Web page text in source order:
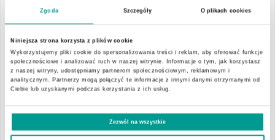
Zgoda Szczegóły O plikach cookies
Niniejsza strona korzysta z plików cookie
Wykorzystujemy pliki cookie do spersonalizowania treści i reklam, aby oferować funkcje
społecznościowe i analizować ruch w naszej witrynie. Informacje o tym, jak korzystasz
z naszej witryny, udostępniamy partnerom społecznościowym, reklamowym i
analitycznym. Partnerzy mogą połączyć te informacje z innymi danymi otrzymanymi od
Ciebie lub uzyskanymi podczas korzystania z ich usług.
Zezwól na wszystkie
Luty
Styczeń
2020
with the National Health Fund - the Opolskie Voivodeship Branch
in Opole (the Fund Branch) regarding healthcare services in the
scope of therapeutic rehabilitation for the period 1 January to 31
December 2014. Healthcare services referred to hereinabove are
EMC Instytut Medyczny S.A. The Issuer informed about the
contracts concluded with the Fund Branch concerning services